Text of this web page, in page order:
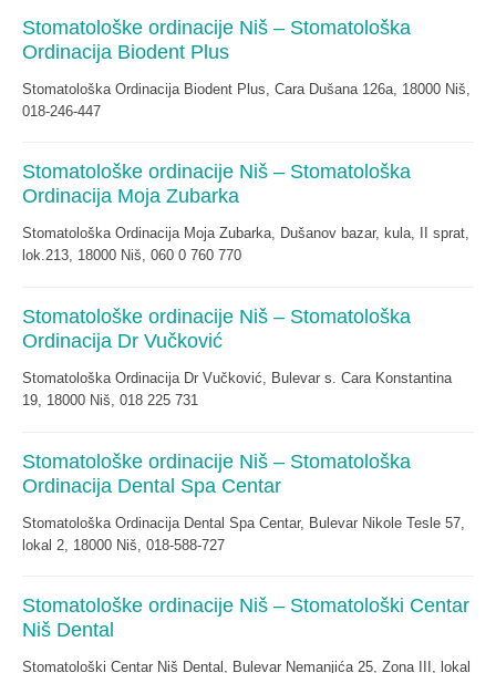
Stomatološke ordinacije Niš – Stomatološka
Ordinacija Biodent Plus
Stomatološka Ordinacija Biodent Plus, Cara Dušana 126a, 18000 Niš,
018-246-447
Stomatološke ordinacije Niš – Stomatološka
Ordinacija Moja Zubarka
Stomatološka Ordinacija Moja Zubarka, Dušanov bazar, kula, II sprat,
lok.213, 18000 Niš, 060 0 760 770
Stomatološke ordinacije Niš – Stomatološka
Ordinacija Dr Vučković
Stomatološka Ordinacija Dr Vučković, Bulevar s. Cara Konstantina
19, 18000 Niš, 018 225 731
Stomatološke ordinacije Niš – Stomatološka
Ordinacija Dental Spa Centar
Stomatološka Ordinacija Dental Spa Centar, Bulevar Nikole Tesle 57,
lokal 2, 18000 Niš, 018-588-727
Stomatološke ordinacije Niš – Stomatološki Centar
Niš Dental
Stomatološki Centar Niš Dental, Bulevar Nemanjića 25, Zona III, lokal